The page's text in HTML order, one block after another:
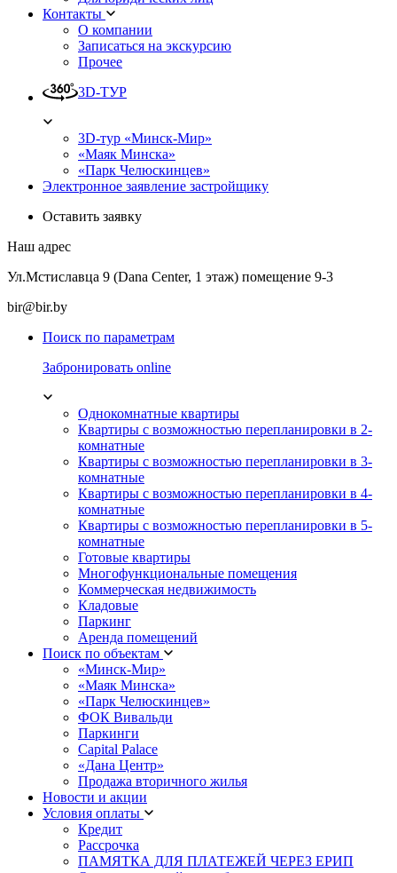
Контакты
О компании
Записаться на экскурсию
Прочее
3D-ТУР
3D-тур «Минск-Мир»
«Маяк Минска»
«Парк Челюскинцев»
Электронное заявление застройщику
Оставить заявку
Наш адрес
Ул.Мстиславца 9 (Dana Center, 1 этаж) помещение 9-3
bir@bir.by
Поиск по параметрам
Забронировать online
Однокомнатные квартиры
Квартиры с возможностью перепланировки в 2-
комнатные
Квартиры с возможностью перепланировки в 3-
комнатные
Квартиры с возможностью перепланировки в 4-
комнатные
Квартиры с возможностью перепланировки в 5-
комнатные
Готовые квартиры
Многофункциональные помещения
Коммерческая недвижимость
Кладовые
Паркинг
Аренда помещений
Поиск по объектам
«Минск-Мир»
«Маяк Минска»
«Парк Челюскинцев»
ФОК Вивальди
Паркинги
Capital Palace
«Дана Центр»
Продажа вторичного жилья
Новости и акции
Условия оплаты
Кредит
Рассрочка
ПАМЯТКА ДЛЯ ПЛАТЕЖЕЙ ЧЕРЕЗ ЕРИП